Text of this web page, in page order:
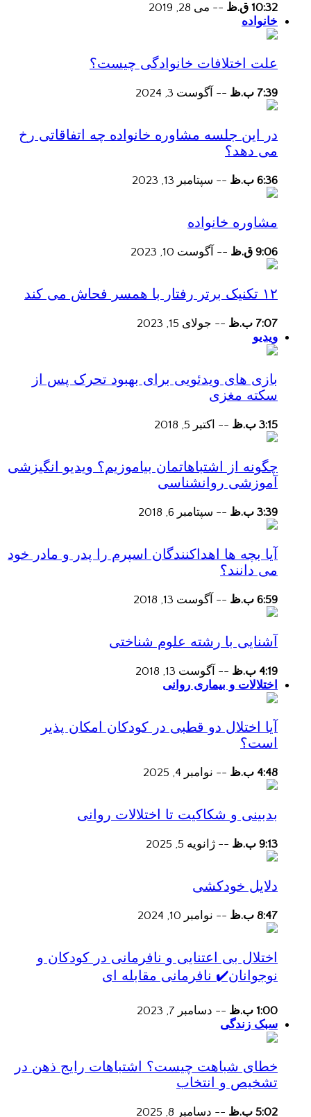
10:32 ق.ظ -- می 28, 2019
خانواده
علت اختلافات خانوادگی چیست؟
7:39 ب.ظ -- آگوست 3, 2024
در این جلسه مشاوره خانواده چه اتفاقاتی رخ
می دهد؟
6:36 ب.ظ -- سپتامبر 13, 2023
مشاوره خانواده
9:06 ق.ظ -- آگوست 10, 2023
۱۲ تکنیک برتر رفتار با همسر فحاش می کند
7:07 ب.ظ -- جولای 15, 2023
ویدیو
بازی های ویدئویی برای بهبود تحرک پس از
سکته مغزی
3:15 ب.ظ -- اکتبر 5, 2018
چگونه از اشتباهاتمان بیاموزیم؟ ویدیو انگیزشی
آموزشی روانشناسی
3:39 ب.ظ -- سپتامبر 6, 2018
آیا بچه ها اهداکنندگان اسپرم را پدر و مادر خود
می دانند؟
6:59 ب.ظ -- آگوست 13, 2018
آشنایی با رشته علوم شناختی
4:19 ب.ظ -- آگوست 13, 2018
اختلالات و بیماری روانی
آیا اختلال دو قطبی در کودکان امکان پذیر
است؟
4:48 ب.ظ -- نوامبر 4, 2025
بدبینی و شکاکیت تا اختلالات روانی
9:13 ب.ظ -- ژانویه 5, 2025
دلایل خودکشی
8:47 ب.ظ -- نوامبر 10, 2024
اختلال بی اعتنایی و نافرمانی در کودکان و
نوجوانان✔️ نافرمانی مقابله ای
1:00 ب.ظ -- دسامبر 7, 2023
سبک زندگی
خطای شباهت چیست؟ اشتباهات رایج ذهن در
تشخیص و انتخاب
5:02 ب.ظ -- دسامبر 8, 2025